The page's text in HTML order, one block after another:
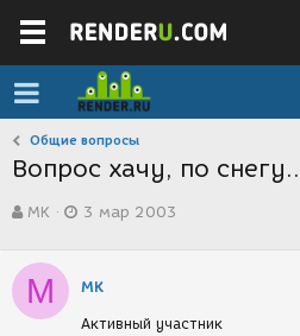
Общие вопросы
Вопрос хачу, по снегу..
в
о
р
т
е
MK
а
с
з
3 мар 2003
M MK
Активный участник